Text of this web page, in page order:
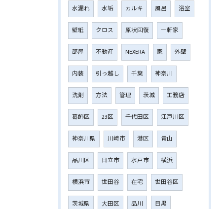
水漏れ 水垢 カルキ 風呂 浴室
壁紙 クロス 原状回復 一軒家
部屋 不動産 NEXERA 家 外壁
内装 引っ越し 千葉 神奈川
洗剤 方法 管理 茨城 工務店
葛飾区 23区 千代田区 江戸川区
神奈川県 川﨑市 港区 青山
品川区 日立市 水戸市 横浜
横浜市 世田谷 在宅 世田谷区
茨城県 大田区 品川 目黒